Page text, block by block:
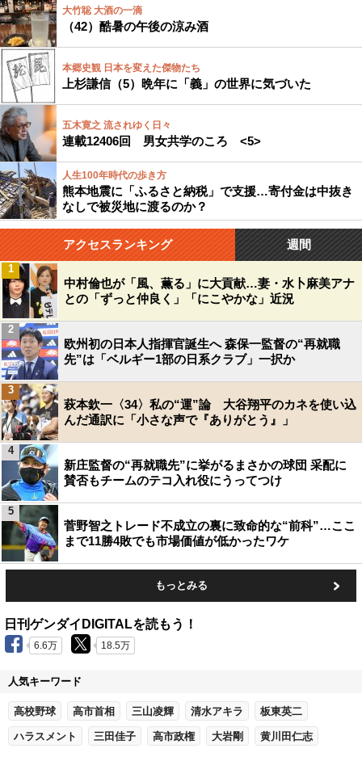
大竹聡 大酒の一滴
（42）酷暑の午後の涼み酒
本郷史観 日本を変えた傑物たち
上杉謙信（5）晩年に「義」の世界に気づいた
五木寛之 流されゆく日々
連載12406回 男女共学のころ <5>
人生100年時代の歩き方
熊本地震に「ふるさと納税」で支援…寄付金は中抜き
なしで被災地に渡るのか？
アクセスランキング 週間
中村倫也が「風、薫る」に大貢献…妻・水卜麻美アナ
との「ずっと仲良く」「にこやかな」近況
1
欧州初の日本人指揮官誕生へ 森保一監督の“再就職
先”は「ベルギー1部の日系クラブ」一択か
2
萩本欽一〈34〉私の“運”論 大谷翔平のカネを使い込
んだ通訳に「小さな声で『ありがとう』」
3
新庄監督の“再就職先”に挙がるまさかの球団 采配に
賛否もチームのテコ入れ役にうってつけ
4
菅野智之トレード不成立の裏に致命的な“前科”…ここ
まで11勝4敗でも市場価値が低かったワケ
5
もっとみる
日刊ゲンダイDIGITALを読もう！
6.6万 18.5万
人気キーワード
高校野球 高市首相 三山凌輝 清水アキラ 板東英二
ハラスメント 三田佳子 高市政権 大岩剛 黄川田仁志